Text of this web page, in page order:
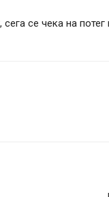
се чека на потег